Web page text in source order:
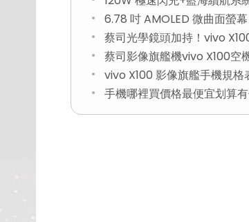
6.78 吋 AMOLED 微曲面螢
蔡司光學鏡頭加持！vivo
蔡司影像旗艦機vivo X100空
vivo X100 影像旗艦手機規格
手機哪裡買價格最便宜划算